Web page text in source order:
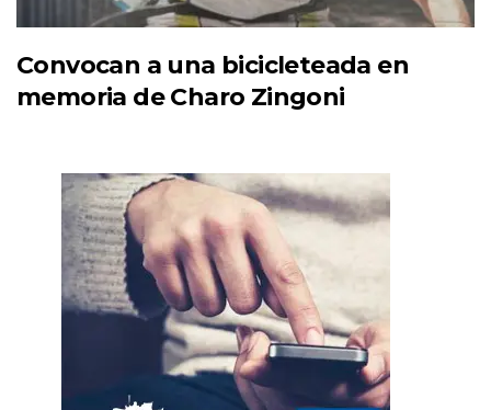
Convocan a una bicicleteada en
memoria de Charo Zingoni